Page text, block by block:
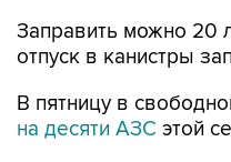
Заправить можно 20
отпуск в канистры
В пятницу в
на десяти АЗС этой